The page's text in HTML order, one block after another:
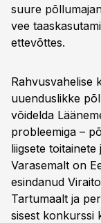
suure
vee
ettevõttes.
Rahvusvahelise
uuenduslikke
võidelda
probleemiga –
liigsete
Varasemalt on
esindanud
Tartumaalt ja
sisest konkurssi